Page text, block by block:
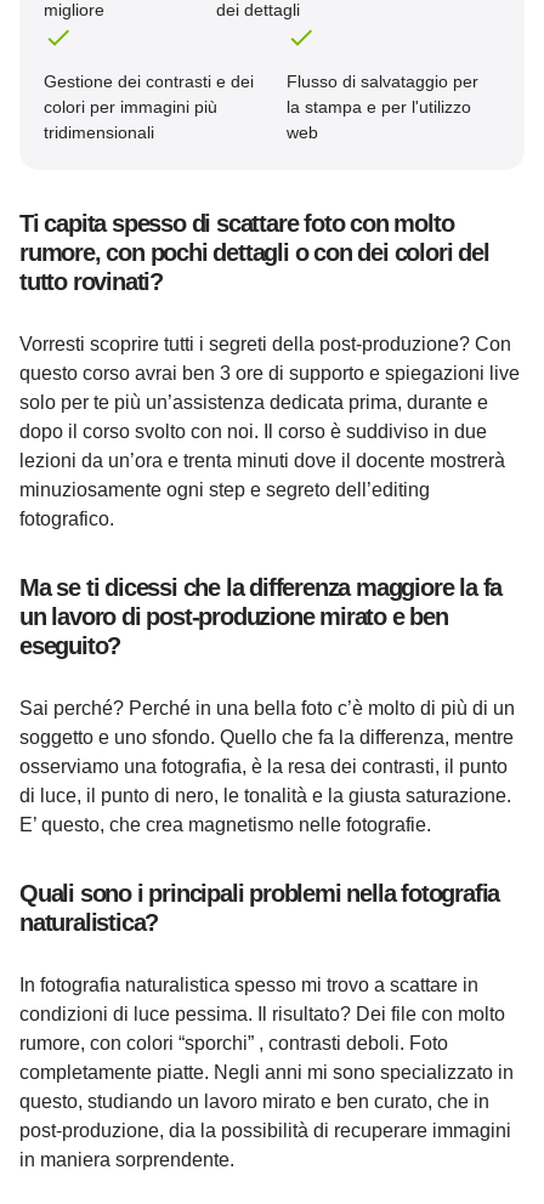
migliore
dei dettagli
Gestione dei contrasti e dei
colori per immagini più
tridimensionali
Flusso di salvataggio per
la stampa e per l'utilizzo
web
Ti capita spesso di scattare foto con molto
rumore, con pochi dettagli o con dei colori del
tutto rovinati?
Vorresti scoprire tutti i segreti della post-produzione? Con
questo corso avrai ben 3 ore di supporto e spiegazioni live
solo per te più un’assistenza dedicata prima, durante e
dopo il corso svolto con noi. Il corso è suddiviso in due
lezioni da un’ora e trenta minuti dove il docente mostrerà
minuziosamente ogni step e segreto dell’editing
fotografico.
Ma se ti dicessi che la differenza maggiore la fa
un lavoro di post-produzione mirato e ben
eseguito?
Sai perché? Perché in una bella foto c’è molto di più di un
soggetto e uno sfondo. Quello che fa la differenza, mentre
osserviamo una fotografia, è la resa dei contrasti, il punto
di luce, il punto di nero, le tonalità e la giusta saturazione.
E’ questo, che crea magnetismo nelle fotografie.
Quali sono i principali problemi nella fotografia
naturalistica?
In fotografia naturalistica spesso mi trovo a scattare in
condizioni di luce pessima. Il risultato? Dei file con molto
rumore, con colori “sporchi” , contrasti deboli. Foto
completamente piatte. Negli anni mi sono specializzato in
questo, studiando un lavoro mirato e ben curato, che in
post-produzione, dia la possibilità di recuperare immagini
in maniera sorprendente.